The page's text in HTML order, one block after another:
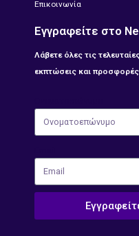
Επικοινωνία
Εγγραφείτε στο
Λάβετε όλες τις
εκπτώσεις και